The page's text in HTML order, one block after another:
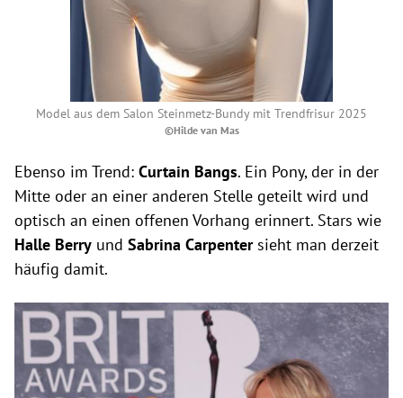
Model aus dem Salon Steinmetz-Bundy mit Trendfrisur 2025
©Hilde van Mas
Ebenso im Trend: Curtain Bangs. Ein Pony, der in der
Mitte oder an einer anderen Stelle geteilt wird und
optisch an einen offenen Vorhang erinnert. Stars wie
Halle Berry und Sabrina Carpentersieht man derzeit
häufig damit.